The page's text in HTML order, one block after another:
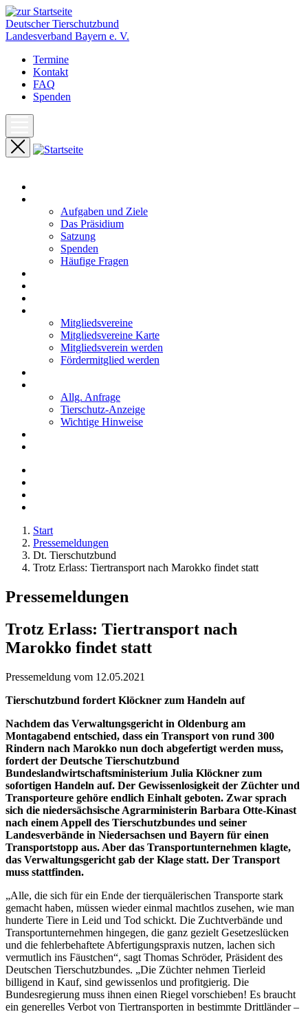
Deutscher Tierschutzbund
Landesverband Bayern e. V.
Termine
Kontakt
FAQ
Spenden
Aufgaben und Ziele
Das Präsidium
Satzung
Spenden
Häufige Fragen
Mitgliedsvereine
Mitgliedsvereine Karte
Mitgliedsverein werden
Fördermitglied werden
Allg. Anfrage
Tierschutz-Anzeige
Wichtige Hinweise
Start
Pressemeldungen
Dt. Tierschutzbund
Trotz Erlass: Tiertransport nach Marokko findet statt
Pressemeldungen
Trotz Erlass: Tiertransport nach
Marokko findet statt
Pressemeldung vom 12.05.2021
Tierschutzbund fordert Klöckner zum Handeln auf
Nachdem das Verwaltungsgericht in Oldenburg am
Montagabend entschied, dass ein Transport von rund 300
Rindern nach Marokko nun doch abgefertigt werden muss,
fordert der Deutsche Tierschutzbund
Bundeslandwirtschaftsministerium Julia Klöckner zum
sofortigen Handeln auf. Der Gewissenlosigkeit der Züchter und
Transporteure gehöre endlich Einhalt geboten. Zwar sprach
sich die niedersächsische Agrarministerin Barbara Otte-Kinast
nach einem Appell des Tierschutzbundes und seiner
Landesverbände in Niedersachsen und Bayern für einen
Transportstopp aus. Aber das Transportunternehmen klagte,
das Verwaltungsgericht gab der Klage statt. Der Transport
muss stattfinden.
„Alle, die sich für ein Ende der tierquälerischen Transporte stark
gemacht haben, müssen wieder einmal machtlos zusehen, wie man
hunderte Tiere in Leid und Tod schickt. Die Zuchtverbände und
Transportunternehmen hingegen, die ganz gezielt Gesetzeslücken
und die fehlerbehaftete Abfertigungspraxis nutzen, lachen sich
vermutlich ins Fäustchen“, sagt Thomas Schröder, Präsident des
Deutschen Tierschutzbundes. „Die Züchter nehmen Tierleid
billigend in Kauf, sind gewissenlos und profitgierig. Die
Bundesregierung muss ihnen einen Riegel vorschieben! Es braucht
ein generelles Verbot von Tiertransporten in bestimmte Drittländer –